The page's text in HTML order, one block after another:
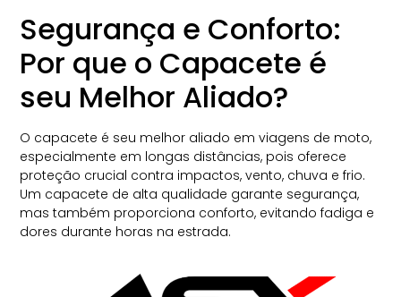
Segurança e Conforto:
Por que o Capacete é
seu Melhor Aliado?
O capacete é seu melhor aliado em viagens de moto,
especialmente em longas distâncias, pois oferece
proteção crucial contra impactos, vento, chuva e frio.
Um capacete de alta qualidade garante segurança,
mas também proporciona conforto, evitando fadiga e
dores durante horas na estrada.